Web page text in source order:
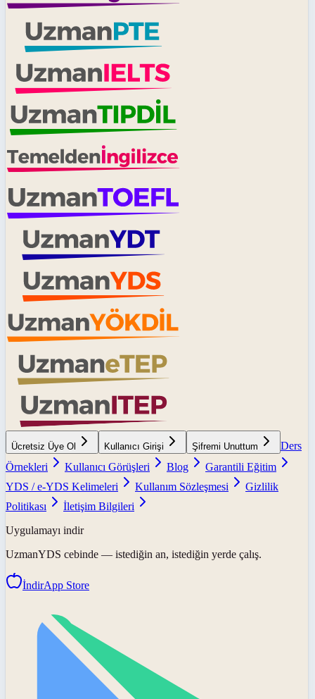
Ücretsiz Üye Ol Kullanıcı Girişi Şifremi Unuttum
Ders
Örnekleri
Kullanıcı Görüşleri Blog
Garantili Eğitim
YDS / e-YDS Kelimeleri
Kullanım Sözleşmesi
Gizlilik
Politikası
İletişim Bilgileri
Uygulamayı indir
UzmanYDS cebinde — istediğin an, istediğin yerde çalış.
İndirApp Store